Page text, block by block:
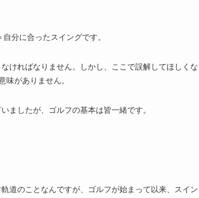
分に合ったスイングです。
ければなりません。しかし、ここで誤解してほしくな
味がありません。
ましたが、ゴルフの基本は皆一緒です。
道のことなんですが、ゴルフが始まって以来、スイン